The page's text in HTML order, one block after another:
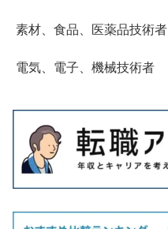
素材、食品、医薬品技術者
電気、電子、機械技術者